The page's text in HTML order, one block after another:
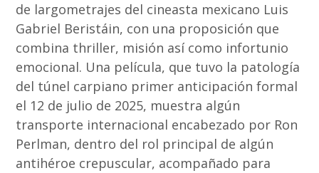
de largometrajes del cineasta mexicano Luis
Gabriel Beristáin, con una proposición que
combina thriller, misión así­ como infortunio
emocional. Una película, que tuvo la patologí­a
del túnel carpiano primer anticipación formal
el 12 de julio de 2025, muestra algún
transporte internacional encabezado por Ron
Perlman, dentro del rol principal de algún
antihéroe crepuscular, acompañado para